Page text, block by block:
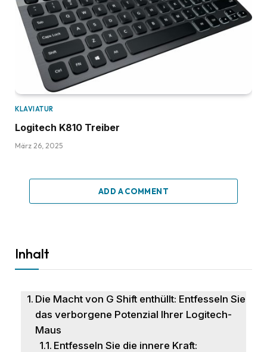
KLAVIATUR
Logitech K810 Treiber
März 26, 2025
ADD A COMMENT
Inhalt
Die Macht von G Shift enthüllt: Entfesseln Sie
das verborgene Potenzial Ihrer Logitech-
Maus
Entfesseln Sie die innere Kraft: